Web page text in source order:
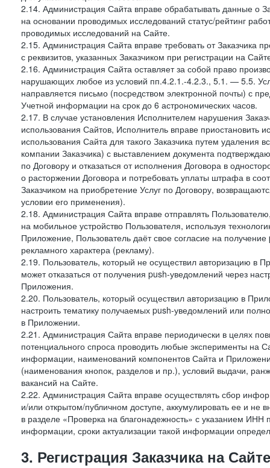
2.14. Администрация Сайта вправе обрабатывать данные о
на основании проводимых исследований статус/рейтинг
проводимых исследований на Сайте.
2.15. Администрация Сайта вправе требовать от Заказчика
с реквизитов, указанных Заказчиком при регистрации на
2.16. Администрация Сайта оставляет за собой право
нарушающих любое из условий пп.4.2.1.-4.2.3., 5.1. — 5.5.
направляется письмо (посредством электронной почты) с
Учетной информации на срок до 6 астрономических часов.
2.17. В случае установления Исполнителем нарушения
использования Сайтов, Исполнитель вправе приостановить
использования Сайта для такого Заказчика путем
компании Заказчика) с выставлением документа
по Договору и отказаться от исполнения Договора в
о расторжении Договора и потребовать уплаты штрафа в
Заказчиком на приобретение Услуг по Договору,
условии его применения).
2.18. Администрация Сайта вправе отправлять
на мобильное устройство Пользователя, используя
Приложение, Пользователь даёт свое согласие на
рекламного характера (рекламу).
2.19. Пользователь, который не осуществил авторизацию в
может отказаться от получения push-уведомлений через
Приложения.
2.20. Пользователь, который осуществил авторизацию в
настроить тематику получаемых push-уведомлений или
в Приложении.
2.21. Администрация Сайта вправе периодически в целях
потенциального спроса проводить любые эксперименты на
информации, наименований компонентов Сайта и
(наименования кнопок, разделов и пр.), условий выдачи,
вакансий на Сайте.
2.22. Администрация Сайта вправе осуществлять сбор
и/или открытом/публичном доступе, аккумулировать ее и не
в разделе «Проверка на благонадежность» с указанием
информации, сроки актуализации такой информации
3. Регистрация Заказчика на Сайте